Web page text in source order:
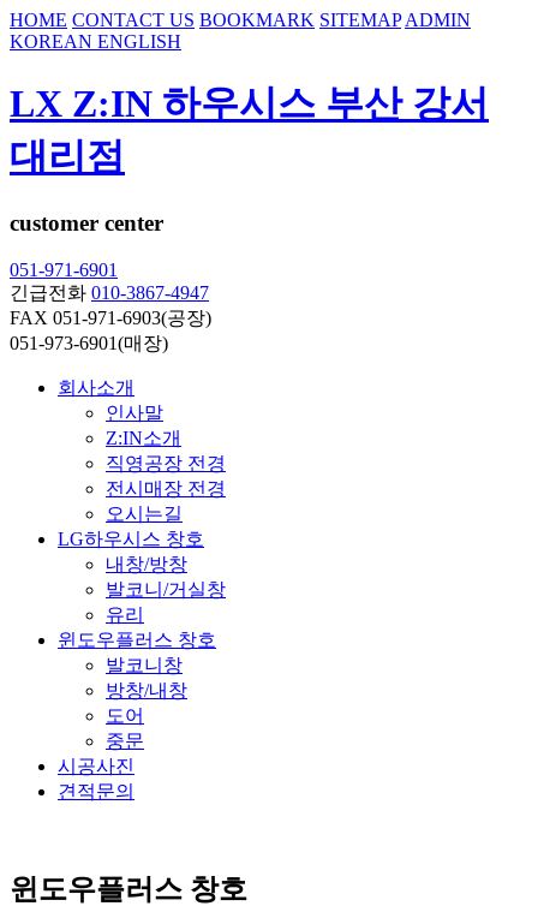
HOME CONTACT US BOOKMARK SITEMAP ADMIN
KOREAN ENGLISH
LX Z:IN 하우시스 부산 강서
대리점
customer center
051-971-6901
긴급전화 010-3867-4947
FAX 051-971-6903(공장)
051-973-6901(매장)
회사소개
인사말
Z:IN소개
직영공장 전경
전시매장 전경
오시는길
LG하우시스 창호
내창/방창
발코니/거실창
유리
윈도우플러스 창호
발코니창
방창/내창
도어
중문
시공사진
견적문의
윈도우플러스 창호